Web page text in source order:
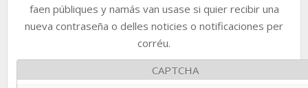
faen públiques y namás van usase si quier recibir una
nueva contraseña o delles noticies o notificaciones per
corréu.
CAPTCHA